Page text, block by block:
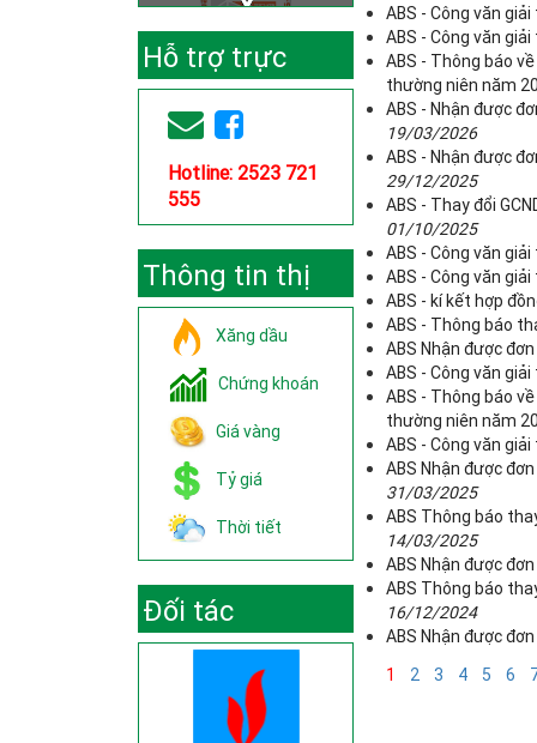
Hỗ trợ trực
tuyến
Hotline: 2523 721
555
Thông tin thị
trườngXăng dầu
Chứng khoán
Giá vàng
Tỷ giá
Thời tiết
Đối tác
ABS - Công văn
ABS - Công văn
ABS - Thông báo
thường niên năm
ABS - Nhận được
19/03/2026
ABS - Nhận được
29/12/2025
ABS - Thay đổi
01/10/2025
ABS - Công văn
ABS - Công văn
ABS - kí kết hợp
ABS - Thông báo
ABS Nhận được
ABS - Công văn
ABS - Thông báo
thường niên năm
ABS - Công văn
ABS Nhận được
31/03/2025
ABS Thông báo
14/03/2025
ABS Nhận được
ABS Thông báo
16/12/2024
ABS Nhận được
1
2 3 4 5 6